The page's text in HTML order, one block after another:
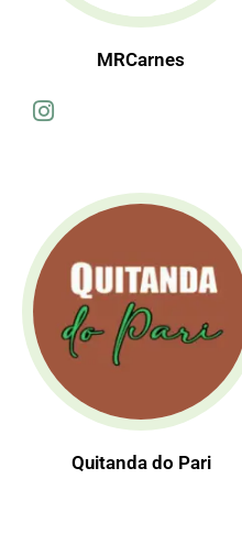
MRCarnes
Quitanda do Pari